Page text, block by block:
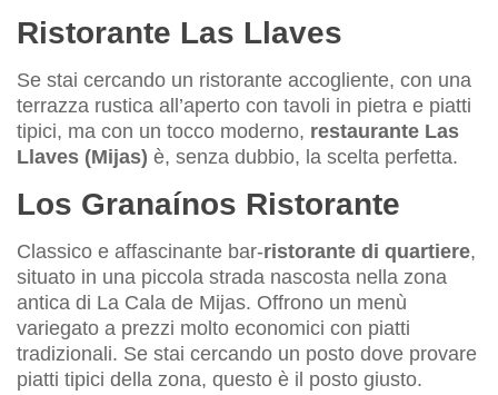
Ristorante Las Llaves
Se stai cercando un ristorante accogliente, con una
terrazza rustica all’aperto con tavoli in pietra e piatti
tipici, ma con un tocco moderno, restaurante Las
Llaves (Mijas) è, senza dubbio, la scelta perfetta.
Los Granaínos Ristorante
Classico e affascinante bar-ristorante di quartiere,
situato in una piccola strada nascosta nella zona
antica di La Cala de Mijas. Offrono un menù
variegato a prezzi molto economici con piatti
tradizionali. Se stai cercando un posto dove provare
piatti tipici della zona, questo è il posto giusto.